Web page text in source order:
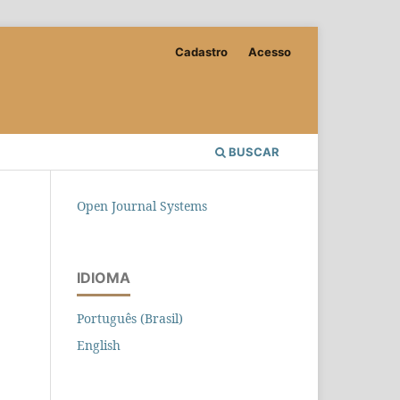
BUSCAR
Cadastro Acesso
Open Journal Systems
IDIOMA
Português (Brasil)
English